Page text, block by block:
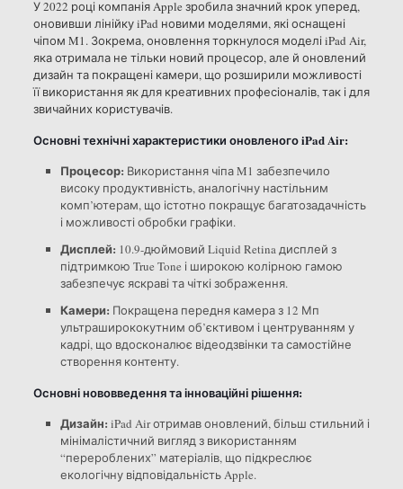
У 2022 році компанія Apple зробила значний крок уперед,
оновивши лінійку iPad новими моделями, які оснащені
чіпом M1. Зокрема, оновлення торкнулося моделі iPad Air,
яка отримала не тільки новий процесор, але й оновлений
дизайн та покращені камери, що розширили можливості
її використання як для креативних професіоналів, так і для
звичайних користувачів.
Основні технічні характеристики оновленого iPad Air:
Процесор: Використання чіпа M1 забезпечило
високу продуктивність, аналогічну настільним
комп’ютерам, що істотно покращує багатозадачність
і можливості обробки графіки.
Дисплей: 10.9-дюймовий Liquid Retina дисплей з
підтримкою True Tone і широкою колірною гамою
забезпечує яскраві та чіткі зображення.
Камери: Покращена передня камера з 12 Мп
ультраширококутним об’єктивом і центруванням у
кадрі, що вдосконалює відеодзвінки та самостійне
створення контенту.
Основні нововведення та інноваційні рішення:
Дизайн: iPad Air отримав оновлений, більш стильний і
мінімалістичний вигляд з використанням
“перероблених” матеріалів, що підкреслює
екологічну відповідальність Apple.